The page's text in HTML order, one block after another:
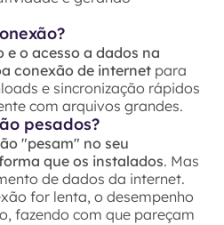
o acesso a dados na
conexão de internet para
e sincronização rápidos
com arquivos grandes.
pesados?
"pesam" no seu
que os instalados. Mas
de dados da internet.
for lenta, o desempenho
fazendo com que pareçam